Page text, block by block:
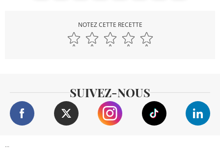
NOTEZ CETTE RECETTE
SUIVEZ-NOUS
...